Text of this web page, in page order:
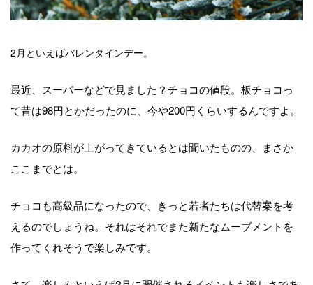
2月といえばバレンタインデー。
最近、スーパーなどで見ました？チョコの値段。板チョコっ
て昔は98円とかだったのに、今や200円くらいするんですよ。
カカオの原料が上がってきているとは聞いたものの、まさか
ここまでとは。
チョコも高級品になったので、きっと若者たちは代替案を考
えるのでしょうね。それはそれでまた新たなムーブメントを
作ってくれそうで楽しみです。